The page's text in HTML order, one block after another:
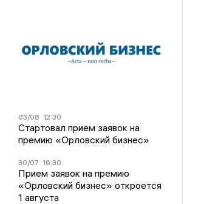
03/08 12:30
Стартовал прием заявок на
премию «Орловский бизнес»
30/07 16:30
Прием заявок на премию
«Орловский бизнес» откроется
1 августа